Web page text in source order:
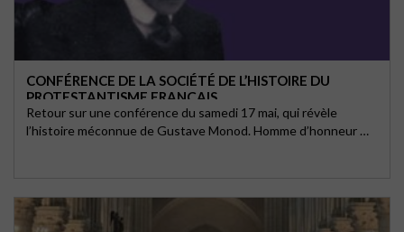
CONFÉRENCE DE LA SOCIÉTÉ DE L’HISTOIRE DU
PROTESTANTISME FRANÇAIS
Retour sur une conférence du samedi 17 mai, qui révèle
l’histoire méconnue de Gustave Monod. Homme d’honneur …